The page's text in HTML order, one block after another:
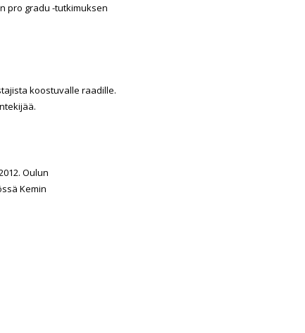
pro gradu -tutkimuksen
koostuvalle raadille.
Oulun
Kemin